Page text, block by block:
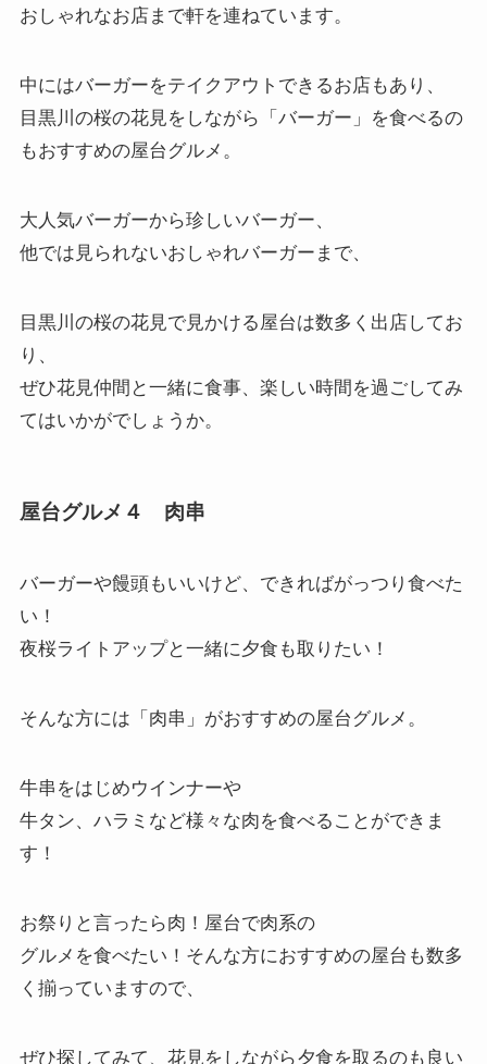
おしゃれなお店まで軒を連ねています。
中にはバーガーをテイクアウトできるお店もあり、
目黒川の桜の花見をしながら「 バーガー 」を食べるの
もおすすめの屋台グルメ。
大人気バーガーから珍しいバーガー、
他では見られないおしゃれバーガーまで、
目黒川の桜の花見で見かける屋台は数多く出店してお
り、
ぜひ花見仲間と一緒に食事、楽しい時間を過ごしてみ
てはいかがでしょうか。
屋台グルメ４ 肉串
バーガーや饅頭もいいけど、できればがっつり食べた
い！
夜桜ライトアップと一緒に夕食も取りたい！
そんな方には「 肉串 」がおすすめの屋台グルメ。
牛串をはじめウインナーや
牛タン、ハラミなど様々な肉を食べることができま
す！
お祭りと言ったら肉！屋台で肉系の
グルメを食べたい！そんな方におすすめの屋台も数多
く揃っていますので、
ぜひ探してみて、花見をしながら夕食を取るのも良い